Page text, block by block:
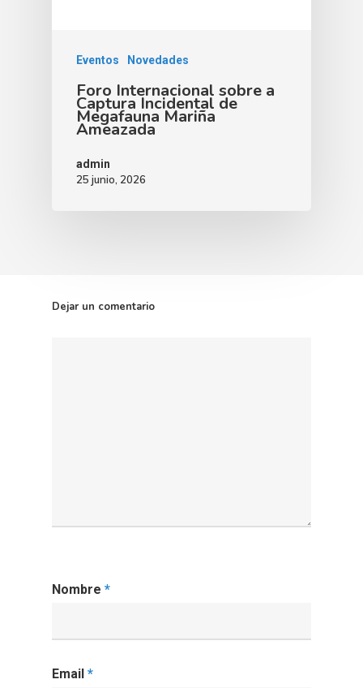
Eventos Novedades
Foro Internacional sobre a
Captura Incidental de
Megafauna Mariña
Ameazada
admin
25 junio, 2026
Dejar un comentario
Nombre *
Email *